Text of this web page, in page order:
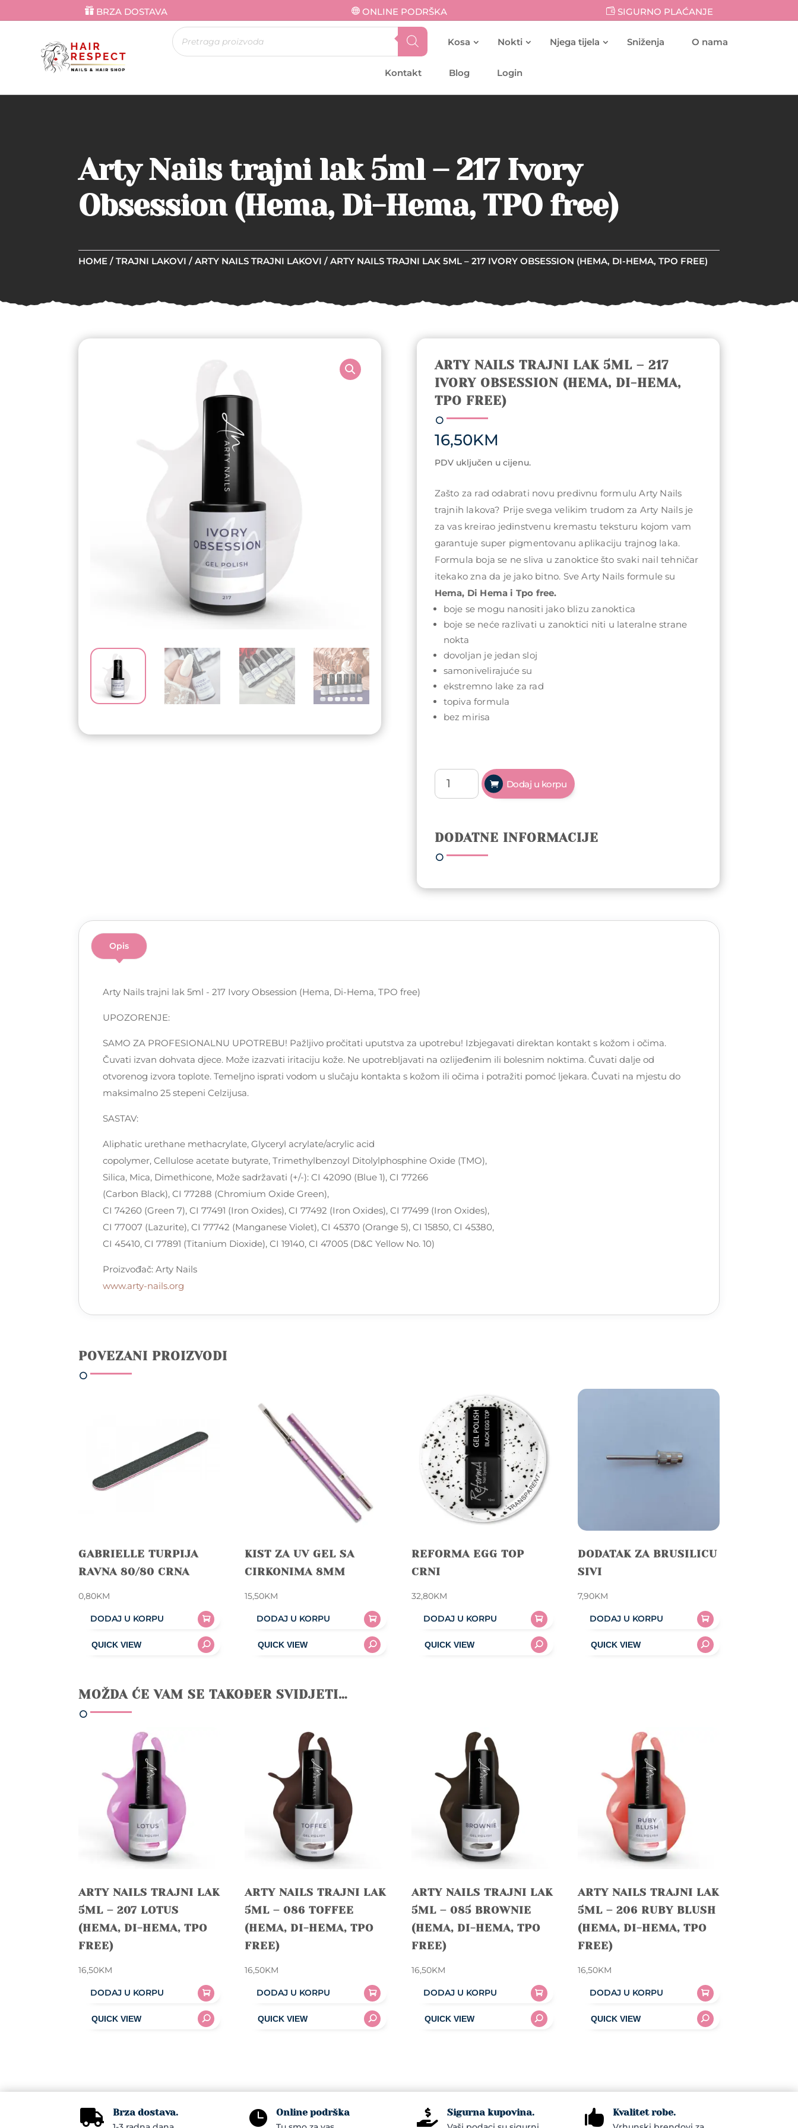
BRZA DOSTAVA ONLINE PODRŠKA SIGURNO PLAĆANJE
Products
search Kosa Nokti Njega tijela Sniženja O nama
Kontakt Blog Login
Arty Nails trajni lak 5ml – 217 Ivory
Obsession (Hema, Di-Hema, TPO free)
HOME / TRAJNI LAKOVI / ARTY NAILS TRAJNI LAKOVI / ARTY NAILS TRAJNI LAK 5ML – 217 IVORY OBSESSION (HEMA, DI-HEMA, TPO FREE)
ARTY NAILS TRAJNI LAK 5ML – 217
IVORY OBSESSION (HEMA, DI-HEMA,
TPO FREE)
16,50KM
PDV uključen u cijenu.
Zašto za rad odabrati novu predivnu formulu Arty Nails
trajnih lakova? Prije svega velikim trudom za Arty Nails je
za vas kreirao jedinstvenu kremastu teksturu kojom vam
garantuje super pigmentovanu aplikaciju trajnog laka.
Formula boja se ne sliva u zanoktice što svaki nail tehničar
itekako zna da je jako bitno. Sve Arty Nails formule su
Hema, Di Hema i Tpo free.
boje se mogu nanositi jako blizu zanoktica
boje se neće razlivati u zanoktici niti u lateralne strane
nokta
dovoljan je jedan sloj
samonivelirajuće su
ekstremno lake za rad
topiva formula
bez mirisa
Arty
Nails
trajni
-
217
Dodaj u korpu
DODATNE INFORMACIJE
Opis
Arty Nails trajni lak 5ml - 217 Ivory Obsession (Hema, Di-Hema, TPO free)
UPOZORENJE:
SAMO ZA PROFESIONALNU UPOTREBU! Pažljivo pročitati uputstva za upotrebu! Izbjegavati direktan kontakt s kožom i očima.
Čuvati izvan dohvata djece. Može izazvati iritaciju kože. Ne upotrebljavati na ozlijeđenim ili bolesnim noktima. Čuvati dalje od
otvorenog izvora toplote. Temeljno isprati vodom u slučaju kontakta s kožom ili očima i potražiti pomoć ljekara. Čuvati na mjestu do
maksimalno 25 stepeni Celzijusa.
SASTAV:
Aliphatic urethane methacrylate, Glyceryl acrylate/acrylic acid
copolymer, Cellulose acetate butyrate, Trimethylbenzoyl Ditolylphosphine Oxide (TMO),
Silica, Mica, Dimethicone, Može sadržavati (+/-): CI 42090 (Blue 1), CI 77266
(Carbon Black), CI 77288 (Chromium Oxide Green),
CI 74260 (Green 7), CI 77491 (Iron Oxides), CI 77492 (Iron Oxides), CI 77499 (Iron Oxides),
CI 77007 (Lazurite), CI 77742 (Manganese Violet), CI 45370 (Orange 5), CI 15850, CI 45380,
CI 45410, CI 77891 (Titanium Dioxide), CI 19140, CI 47005 (D&C Yellow No. 10)
Proizvođač: Arty Nails
www.arty-nails.org
POVEZANI PROIZVODI
GABRIELLE TURPIJA
RAVNA 80/80 CRNA
0,80KM
DODAJ U KORPU
KIST ZA UV GEL SA
CIRKONIMA 8MM
15,50KM
DODAJ U KORPU
REFORMA EGG TOP
CRNI
32,80KM
DODAJ U KORPU
DODATAK ZA BRUSILICU
SIVI
7,90KM
DODAJ U KORPU
MOŽDA ĆE VAM SE TAKOĐER SVIDJETI…
ARTY NAILS TRAJNI LAK
5ML – 207 LOTUS
(HEMA, DI-HEMA, TPO
FREE)
16,50KM
DODAJ U KORPU
ARTY NAILS TRAJNI LAK
5ML – 086 TOFFEE
(HEMA, DI-HEMA, TPO
FREE)
16,50KM
DODAJ U KORPU
ARTY NAILS TRAJNI LAK
5ML – 085 BROWNIE
(HEMA, DI-HEMA, TPO
FREE)
16,50KM
DODAJ U KORPU
ARTY NAILS TRAJNI LAK
5ML – 206 RUBY BLUSH
(HEMA, DI-HEMA, TPO
FREE)
16,50KM
DODAJ U KORPU
 Brza dostava.  Online podrška  Sigurna kupovina.  Kvalitet robe.